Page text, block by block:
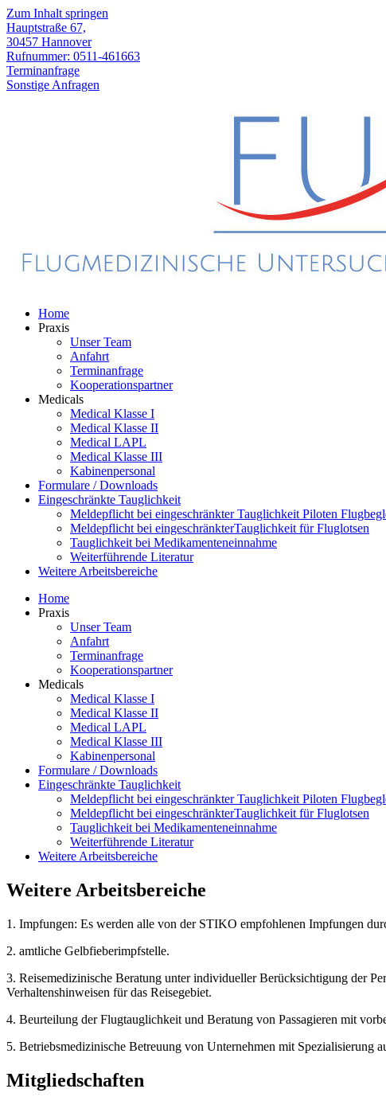
Zum Inhalt springen
Hauptstraße 67,
30457 Hannover
Rufnummer: 0511-461663
Terminanfrage
Sonstige Anfragen
Home
Praxis
Unser Team
Anfahrt
Terminanfrage
Kooperationspartner
Medicals
Medical Klasse I
Medical Klasse II
Medical LAPL
Medical Klasse III
Kabinenpersonal
Formulare / Downloads
Eingeschränkte Tauglichkeit
Meldepflicht bei eingeschränkter Tauglichkeit Piloten
Meldepflicht bei eingeschränkterTauglichkeit für Fluglotsen
Tauglichkeit bei Medikamenteneinnahme
Weiterführende Literatur
Weitere Arbeitsbereiche
Home
Praxis
Unser Team
Anfahrt
Terminanfrage
Kooperationspartner
Medicals
Medical Klasse I
Medical Klasse II
Medical LAPL
Medical Klasse III
Kabinenpersonal
Formulare / Downloads
Eingeschränkte Tauglichkeit
Meldepflicht bei eingeschränkter Tauglichkeit Piloten
Meldepflicht bei eingeschränkterTauglichkeit für Fluglotsen
Tauglichkeit bei Medikamenteneinnahme
Weiterführende Literatur
Weitere Arbeitsbereiche
Weitere Arbeitsbereiche
1. Impfungen: Es werden alle von der STIKO empfohlenen Impfungen
2. amtliche Gelbfieberimpfstelle.
3. Reisemedizinische Beratung unter individueller Berücksichtigung der
Verhaltenshinweisen für das Reisegebiet.
4. Beurteilung der Flugtauglichkeit und Beratung von Passagieren mit
5. Betriebsmedizinische Betreuung von Unternehmen mit Spezialisierung
Mitgliedschaften